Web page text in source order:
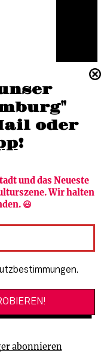
Update per E-Mail oder
!
und das Neueste
Wir halten
😃
abonnieren